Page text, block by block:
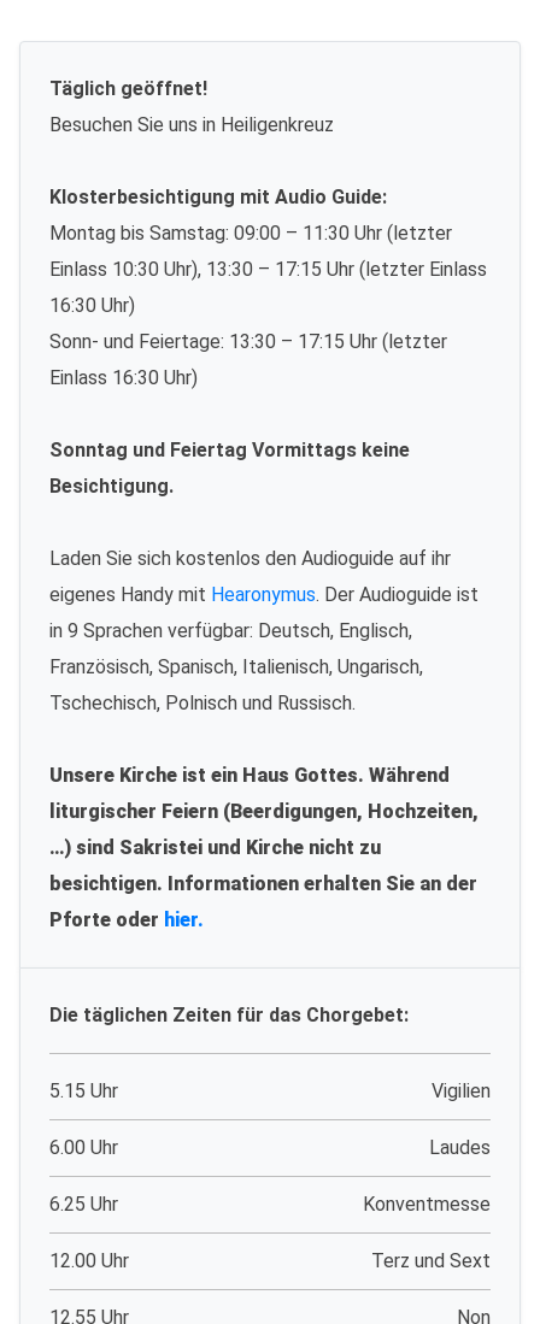
Täglich geöffnet!
Besuchen Sie uns in Heiligenkreuz
Klosterbesichtigung mit Audio Guide:
Montag bis Samstag: 09:00 – 11:30 Uhr (letzter
Einlass 10:30 Uhr), 13:30 – 17:15 Uhr (letzter Einlass
16:30 Uhr)
Sonn- und Feiertage: 13:30 – 17:15 Uhr (letzter
Einlass 16:30 Uhr)
Sonntag und Feiertag Vormittags keine
Besichtigung.
Laden Sie sich kostenlos den Audioguide auf ihr
eigenes Handy mit Hearonymus. Der Audioguide ist
in 9 Sprachen verfügbar: Deutsch, Englisch,
Französisch, Spanisch, Italienisch, Ungarisch,
Tschechisch, Polnisch und Russisch.
Unsere Kirche ist ein Haus Gottes. Während
liturgischer Feiern (Beerdigungen, Hochzeiten,
…) sind Sakristei und Kirche nicht zu
besichtigen. Informationen erhalten Sie an der
Pforte oder hier.
Die täglichen Zeiten für das Chorgebet:
5.15 Uhr Vigilien
6.00 Uhr Laudes
6.25 Uhr Konventmesse
12.00 Uhr Terz und Sext
12.55 Uhr Non